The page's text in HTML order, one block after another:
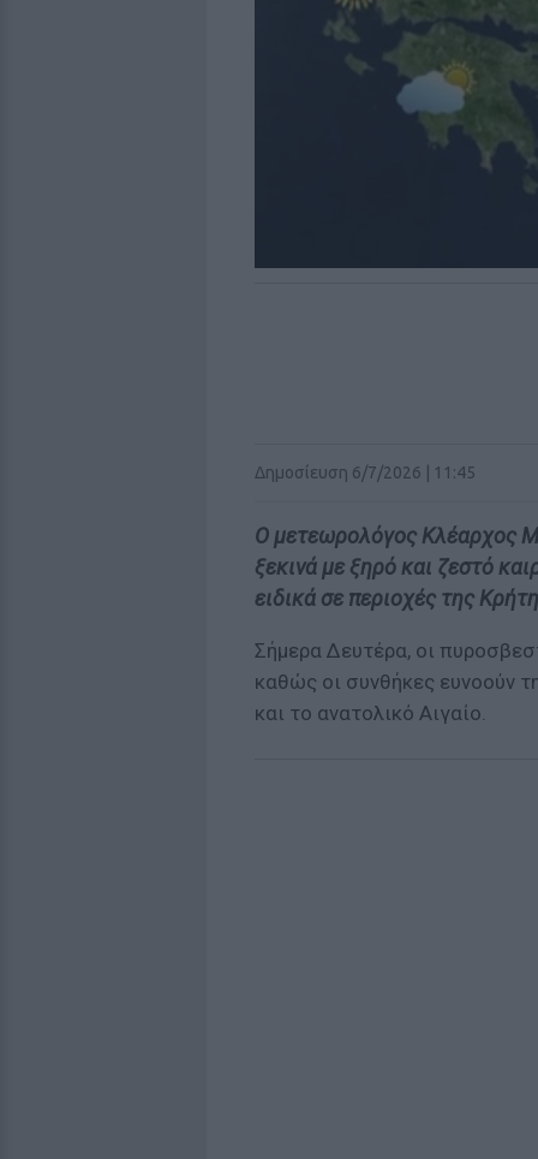
Δημοσίευση 6/7/2026 | 11:45
Ο μετεωρολόγος Κλέαρχος
ξεκινά με ξηρό και ζεστό
ειδικά σε περιοχές της
Σήμερα Δευτέρα, οι
καθώς οι συνθήκες ευνοούν
και το ανατολικό Αιγαίο.